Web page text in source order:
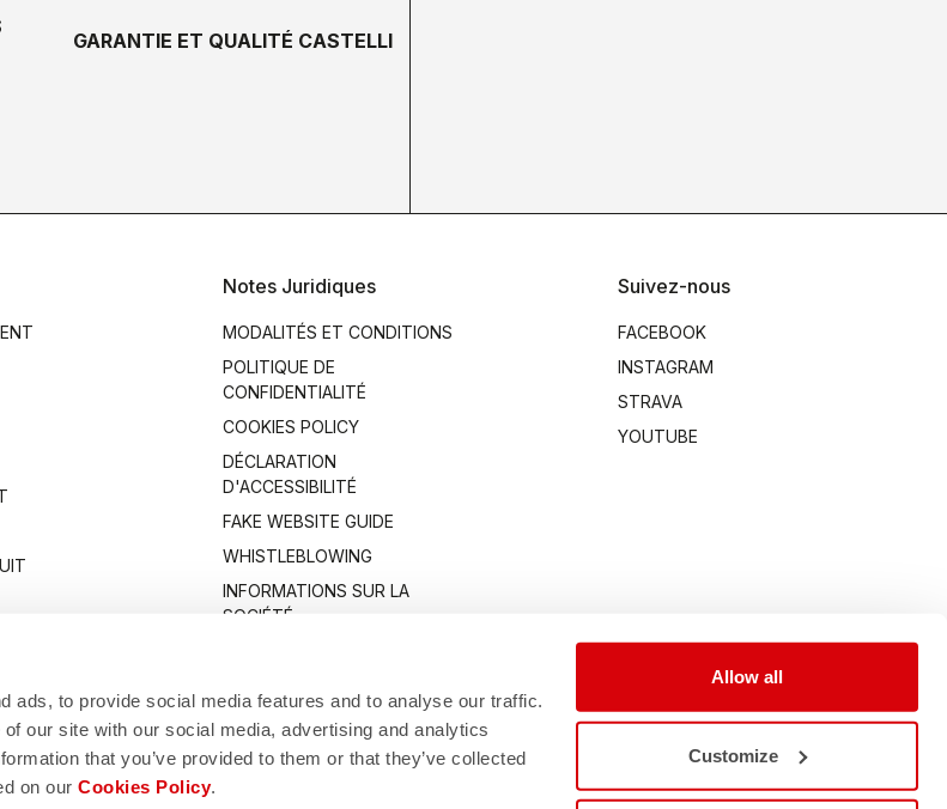
ads, to provide social media features and to analyse our traffic.
our site with our social media, advertising and analytics
that you’ve provided to them or that they’ve collected
on ourCookies Policy.
Allow all
Customize
GARANTIE ET QUALITÉ CASTELLI
Notes Juridiques
MODALITÉS ET CONDITIONS
POLITIQUE DE
CONFIDENTIALITÉ
COOKIES POLICY
DÉCLARATION
D'ACCESSIBILITÉ
FAKE WEBSITE GUIDE
WHISTLEBLOWING
INFORMATIONS SUR LA
SOCIÉTÉ
Suivez-nous
FACEBOOK
INSTAGRAM
STRAVA
YOUTUBE